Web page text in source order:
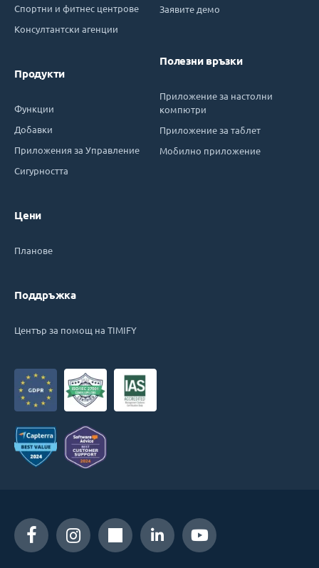
Спортни и фитнес центрове
Консултантски агенции
Продукти
Функции
Добавки
Приложения за Управление
Сигурността
Цени
Планове
Поддръжка
Център за помощ на TIMIFY
Заявите демо
Полезни връзки
Приложение за настолни
компютри
Приложение за таблет
Мобилно приложение